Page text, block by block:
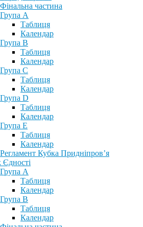
Фінальна частина
Група А
Таблиця
Календар
Група В
Таблиця
Календар
Група С
Таблиця
Календар
Група D
Таблиця
Календар
Група Е
Таблиця
Календар
Регламент Кубка Придніпров’я
Єдності
Група А
Таблиця
Календар
Група В
Таблиця
Календар